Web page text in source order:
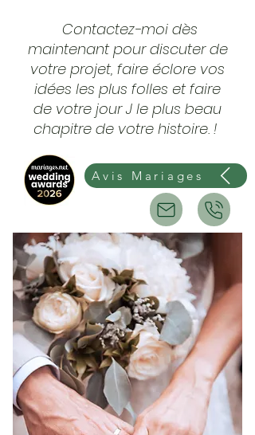
Contactez-moi dès
maintenant pour discuter de
votre projet, faire éclore vos
idées les plus folles et faire
de votre jour J le plus beau
chapitre de votre histoire. !
Avis Mariages